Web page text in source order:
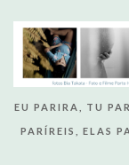
EU PARIRA, TU
PARÍREIS, ELAS